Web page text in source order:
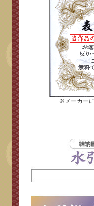
※メーカーに